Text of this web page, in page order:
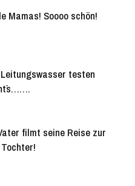
Mamas! Soooo schön!
testen
filmt seine Reise zur